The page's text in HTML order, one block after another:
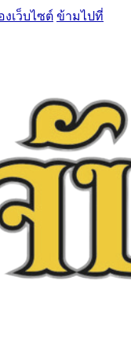
เว็บไซต์ ข้ามไปที่